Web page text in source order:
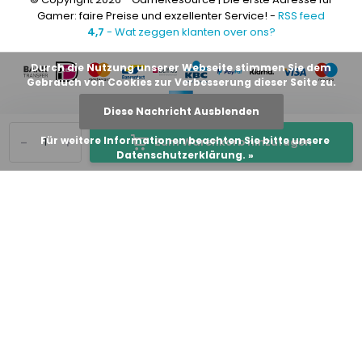
+
- Zum Warenkorb hinzufügen
Gamer: faire Preise und exzellenter Service! - RSS feed
4,7 - Wat zeggen klanten over ons?
Durch die Nutzung unserer Webseite stimmen Sie dem
Gebrauch von Cookies zur Verbesserung dieser Seite zu.
Diese Nachricht Ausblenden
Für weitere Informationen beachten Sie bitte unsere
Datenschutzerklärung. »